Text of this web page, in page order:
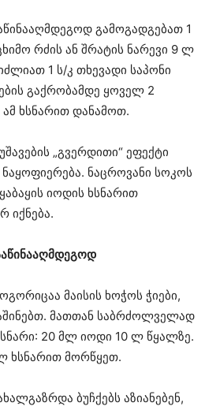
გამოგადგებათ 1
რძის ან შრატის ნარევი 9 ლ
1 ს/კ თხევადი საპონი
გაქრობამდე ყოველ 2
ხსნარით დანამოთ.
„გვერდითი“ ეფექტი
ნაყოფიერება. ნაცროვანი სოკოს
იოდის ხსნარით
იქნება.
მაისის ხოჭოს ჭიები,
მათთან საბრძოლველად
20 მლ იოდი 10 ლ წყალზე.
ხსნარით მორწყეთ.
ბუჩქებს აზიანებენ,